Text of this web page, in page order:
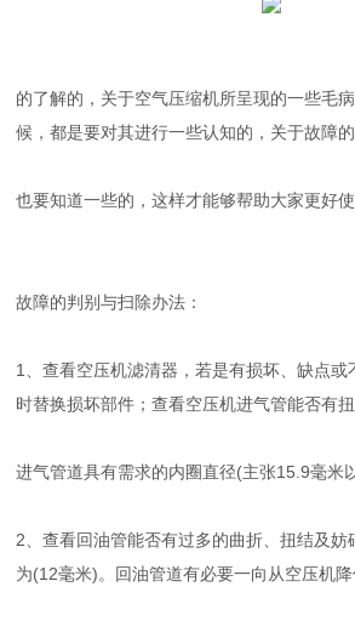
的了解的，关于空气压缩机所呈现的一些毛
候，都是要对其进行一些认知的，关于故障
也要知道一些的，这样才能够帮助大家更好使
故障的判别与扫除办法：
1、查看空压机滤清器，若是有损坏、缺点或
时替换损坏部件；查看空压机进气管能否有
进气管道具有需求的内圈直径(主张15.9毫米
2、查看回油管能否有过多的曲折、扭结及妨
为(12毫米)。回油管道有必要一向从空压机